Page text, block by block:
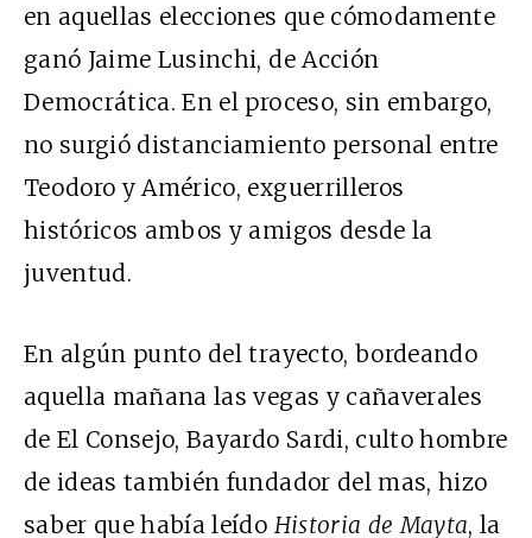
en aquellas elecciones que cómodamente
ganó Jaime Lusinchi, de Acción
Democrática. En el proceso, sin embargo,
no surgió distanciamiento personal entre
Teodoro y Américo, exguerrilleros
históricos ambos y amigos desde la
juventud.
En algún punto del trayecto, bordeando
aquella mañana las vegas y cañaverales
de El Consejo, Bayardo Sardi, culto hombre
de ideas también fundador del mas, hizo
saber que había leído Historia de Mayta, la